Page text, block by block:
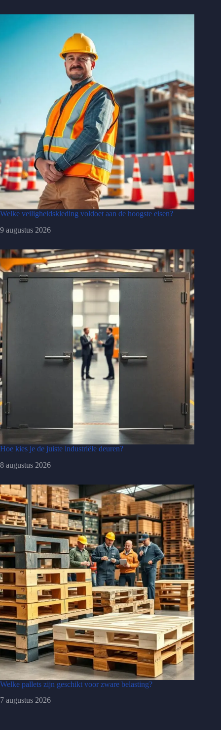
Welke veiligheidskleding voldoet aan de hoogste eisen?
9 augustus 2026
Hoe kies je de juiste industriële deuren?
8 augustus 2026
Welke pallets zijn geschikt voor zware belasting?
7 augustus 2026